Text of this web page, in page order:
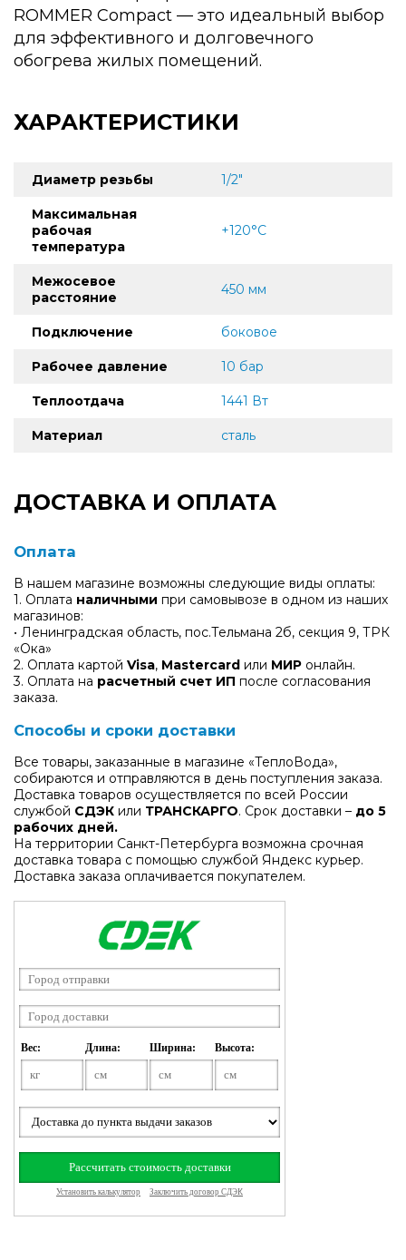
ROMMER Compact — это идеальный выбор
для эффективного и долговечного
обогрева жилых помещений.
ХАРАКТЕРИСТИКИ
Диаметр резьбы 1/2"
Максимальная
рабочая
температура
+120°С
Межосевое
расстояние
450 мм
Подключение боковое
Рабочее давление 10 бар
Теплоотдача 1441 Вт
Материал сталь
ДОСТАВКА И ОПЛАТА
Оплата
В нашем магазине возможны следующие виды оплаты:
1. Оплата наличными при самовывозе в одном из наших
магазинов:
• Ленинградская область, пос.Тельмана 2б, секция 9, ТРК
«Ока»
2. Оплата картой Visa, Mastercard или МИР онлайн.
3. Оплата на расчетный счет ИП после согласования
заказа.
Способы и сроки доставки
Все товары, заказанные в магазине «ТеплоВода»,
собираются и отправляются в день поступления заказа.
Доставка товаров осуществляется по всей России
службой СДЭК или ТРАНСКАРГО. Срок доставки – до 5
рабочих дней.
На территории Санкт-Петербурга возможна срочная
доставка товара с помощью службой Яндекс курьер.
Доставка заказа оплачивается покупателем.